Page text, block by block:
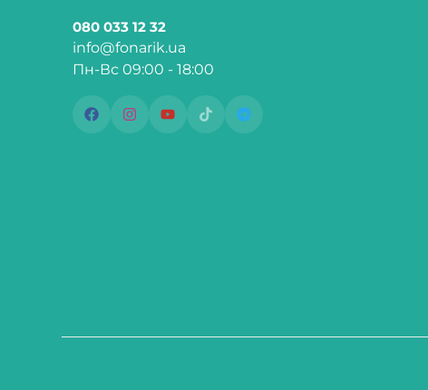
080 033 12 32
info@fonarik.ua
Пн-Вс 09:00 - 18:00